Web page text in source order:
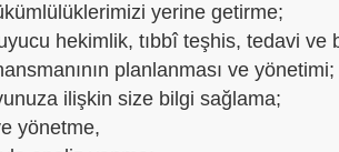
yerine getirme;
hekimlik, tıbbî teşhis, tedavi ve
planlanması ve yönetimi;
ilişkin size bilgi sağlama;
yönetme,